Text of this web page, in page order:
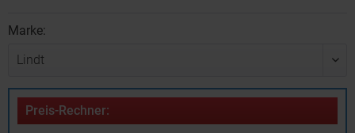
Marke:
Preis-Rechner: